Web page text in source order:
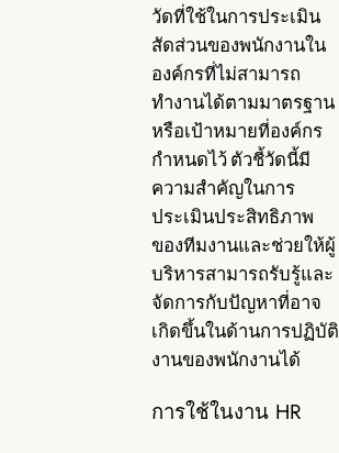
วัดที่ใช้ในการประเมิน
สัดส่วนของพนักงานใน
องค์กรที่ไม่สามารถ
ทำงานได้ตามมาตรฐาน
หรือเป้าหมายที่องค์กร
กำหนดไว้ ตัวชี้วัดนี้มี
ความสำคัญในการ
ประเมินประสิทธิภาพ
ของทีมงานและช่วยให้ผู้
บริหารสามารถรับรู้และ
จัดการกับปัญหาที่อาจ
เกิดขึ้นในด้านการปฏิบัติ
งานของพนักงานได้
การใช้ในงาน HR